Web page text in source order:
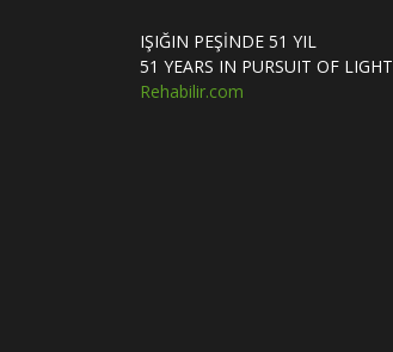
IŞIĞIN PEŞİNDE 51 YIL
51 YEARS IN PURSUIT OF LIGHT
Rehabilir.com